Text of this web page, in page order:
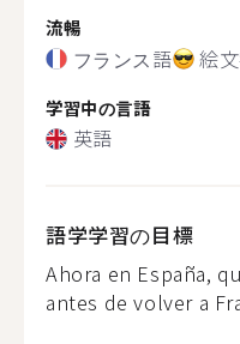
流暢
フランス語 絵
学習中の言語
英語
語学学習の目標
Ahora en España,
antes de volver a